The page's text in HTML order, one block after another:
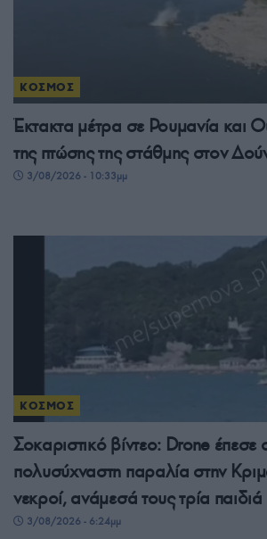
ΚΟΣΜΟΣ
Έκτακτα μέτρα σε Ρουμανία και
της πτώσης της στάθμης στον
3/08/2026 - 10:33μμ
ΚΟΣΜΟΣ
Σοκαριστικό βίντεο: Drone έπεσε
πολυσύχναστη παραλία στην
νεκροί, ανάμεσά τους τρία παιδιά
3/08/2026 - 6:24μμ